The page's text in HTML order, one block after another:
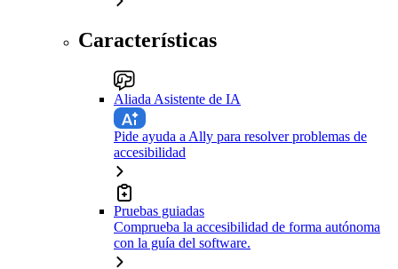
Características
Aliada Asistente de IA
Pide ayuda a Ally para resolver problemas de
accesibilidad
Pruebas guiadas
Comprueba la accesibilidad de forma autónoma
con la guía del software.